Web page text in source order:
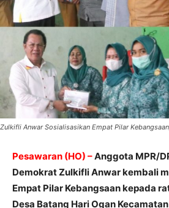
Zulkifli Anwar Sosialisasikan Empat Pilar
Pesawaran (HO) –Anggota MPR/
Demokrat Zulkifli Anwar kembali
Empat Pilar Kebangsaan kepada
Desa Batang Hari Ogan